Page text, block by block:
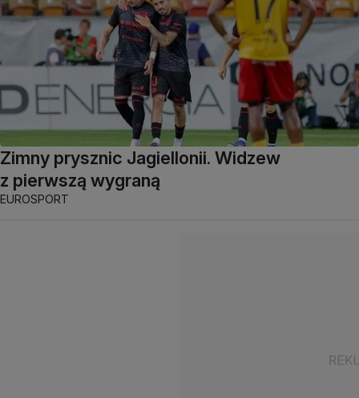
Zimny prysznic Jagiellonii. Widzew
z pierwszą wygraną
EUROSPORT